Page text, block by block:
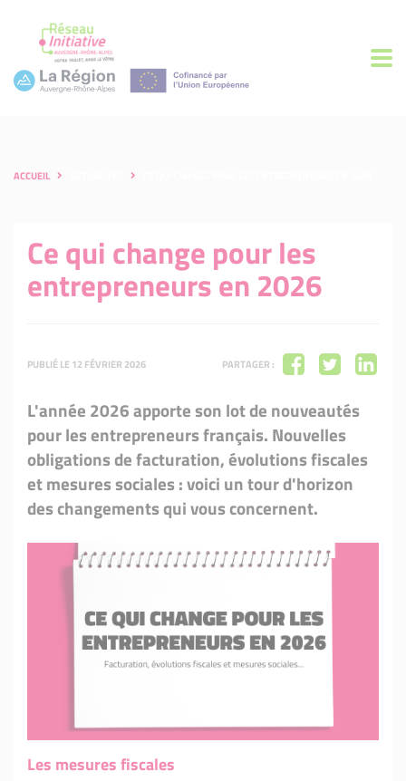
ACCUEIL
Ce qui change pour les
entrepreneurs en 2026
PUBLIÉ LE 12 FÉVRIER 2026 PARTAGER :
L'année 2026 apporte son lot de nouveautés
pour les entrepreneurs français. Nouvelles
obligations de facturation, évolutions fiscales
et mesures sociales : voici un tour d'horizon
des changements qui vous concernent.
Les mesures fiscales